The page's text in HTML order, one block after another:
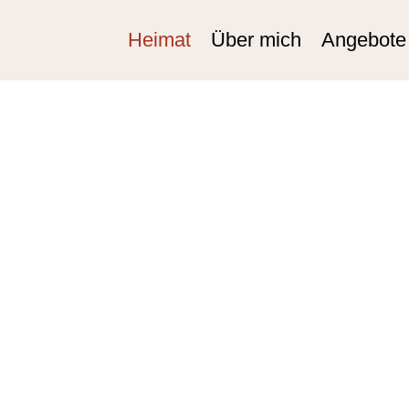
Heimat Über mich Angebote